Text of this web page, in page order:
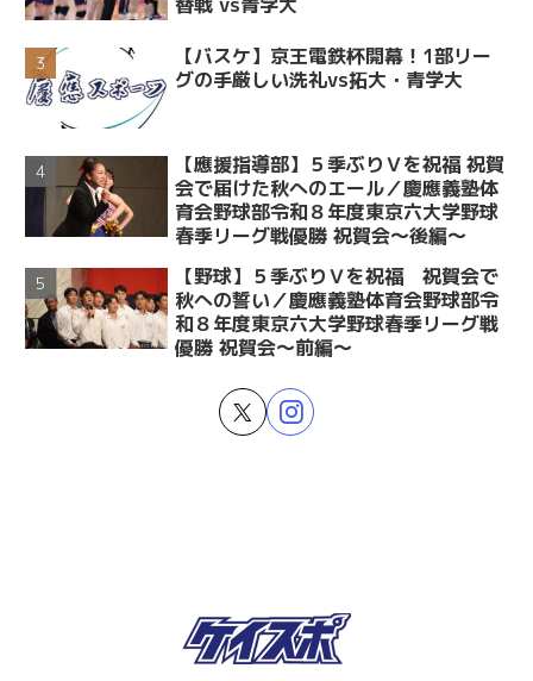
【バスケ】京王電鉄杯開幕！1部リー
グの手厳しい洗礼vs拓大・青学大
【應援指導部】５季ぶりＶを祝福 祝賀
会で届けた秋へのエール／慶應義塾体
育会野球部令和８年度東京六大学野球
春季リーグ戦優勝 祝賀会～後編～
【野球】５季ぶりＶを祝福 祝賀会で
秋への誓い／慶應義塾体育会野球部令
和８年度東京六大学野球春季リーグ戦
優勝 祝賀会～前編～